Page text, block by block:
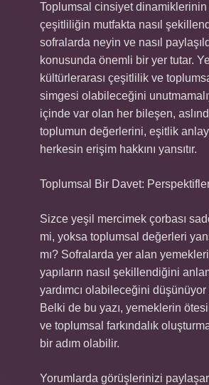
Toplumsal cinsiyet dinamiklerinin
çeşitliliğin mutfakta nasıl
sofralarda neyin ve nasıl
konusunda önemli bir yer tutar.
kültürlerarası çeşitlilik ve
simgesi olabileceğini
içinde var olan her bileşen,
toplumun değerlerini, eşitlik
herkesin erişim hakkını yansıtır.
Toplumsal Bir Davet:
Sizce yeşil mercimek çorbası
mi, yoksa toplumsal değerleri
mı? Sofralarda yer alan
yapıların nasıl şekillendiğini
yardımcı olabileceğini
Belki de bu yazı, yemeklerin
ve toplumsal farkındalık
bir adım olabilir.
Yorumlarda görüşlerinizi